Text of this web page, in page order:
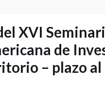
XVI
de
– plazo al